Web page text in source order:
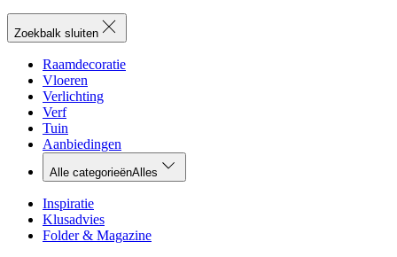
Zoekbalk sluiten
Raamdecoratie
Vloeren
Verlichting
Verf
Tuin
Aanbiedingen
Alle categorieënAlles
Inspiratie
Klusadvies
Folder & Magazine